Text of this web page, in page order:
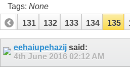
Tags: None
130
131 132 133 134 135
151
eehaiupehazij said:
4th June 2016 02:12 AM